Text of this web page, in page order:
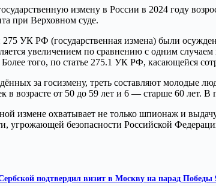
измену в России в 2024 году
при Верховном суде.
275 УК РФ (государственная измена) были
увеличением по сравнению с одним
того, по статье 275.1 УК РФ, касающейся
за госизмену, треть составляют молодые
в возрасте от 50 до 59 лет и 6 — старше 60 лет.
измене охватывает не только шпионаж и
угрожающей безопасности Российской
подтвердил визит в Москву на парад Победы